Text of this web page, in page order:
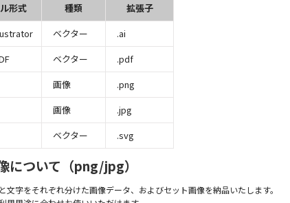
形式 種類
拡張子
ベクター
.ai
ベクター
.pdf
画像
.png
画像
.jpg
ベクター .svg
について（png/jpg）
文字をそれぞれ分けた画像データ、およびセット画像を納品いたします。